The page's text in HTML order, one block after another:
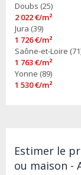
Doubs (25)
2 022 €/m²
Jura (39)
1 726 €/m²
Saône-et-Loire
1 763 €/m²
Yonne (89)
1 530 €/m²
Estimer le
ou maison -